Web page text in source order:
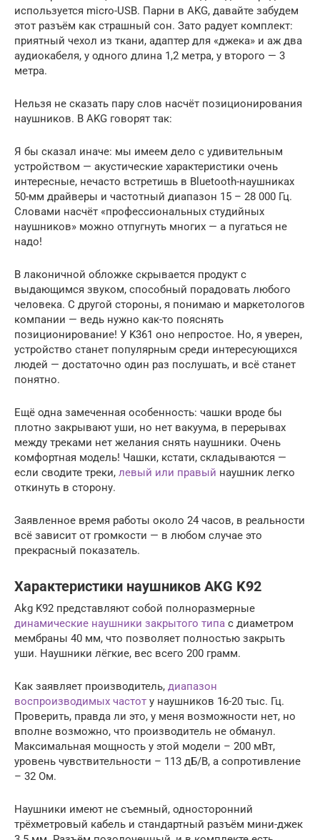
используется micro-USB. Парни в AKG, давайте забудем
этот разъём как страшный сон. Зато радует комплект:
приятный чехол из ткани, адаптер для «джека» и аж два
аудиокабеля, у одного длина 1,2 метра, у второго — 3
метра.
Нельзя не сказать пару слов насчёт позиционирования
наушников. В AKG говорят так:
Я бы сказал иначе: мы имеем дело с удивительным
устройством — акустические характеристики очень
интересные, нечасто встретишь в Bluetooth-наушниках
50-мм драйверы и частотный диапазон 15 – 28 000 Гц.
Словами насчёт «профессиональных студийных
наушников» можно отпугнуть многих — а пугаться не
надо!
В лаконичной обложке скрывается продукт с
выдающимся звуком, способный порадовать любого
человека. С другой стороны, я понимаю и маркетологов
компании — ведь нужно как-то пояснять
позиционирование! У K361 оно непростое. Но, я уверен,
устройство станет популярным среди интересующихся
людей — достаточно один раз послушать, и всё станет
понятно.
Ещё одна замеченная особенность: чашки вроде бы
плотно закрывают уши, но нет вакуума, в перерывах
между треками нет желания снять наушники. Очень
комфортная модель! Чашки, кстати, складываются —
если сводите треки, левый или правый наушник легко
откинуть в сторону.
Заявленное время работы около 24 часов, в реальности
всё зависит от громкости — в любом случае это
прекрасный показатель.
Характеристики наушников AKG K92
Akg K92 представляют собой полноразмерные
динамические наушники закрытого типа с диаметром
мембраны 40 мм, что позволяет полностью закрыть
уши. Наушники лёгкие, вес всего 200 грамм.
Как заявляет производитель, диапазон
воспроизводимых частот у наушников 16-20 тыс. Гц.
Проверить, правда ли это, у меня возможности нет, но
вполне возможно, что производитель не обманул.
Максимальная мощность у этой модели – 200 мВт,
уровень чувствительности – 113 дБ/В, а сопротивление
– 32 Ом.
Наушники имеют не съемный, односторонний
трёхметровый кабель и стандартный разъём мини-джек